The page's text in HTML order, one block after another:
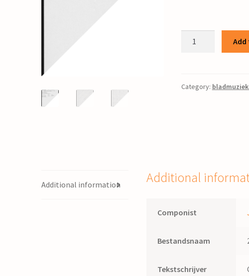
;Category:
Additional information Additional
Componist
Bestandsnaam
Tekstschrijver